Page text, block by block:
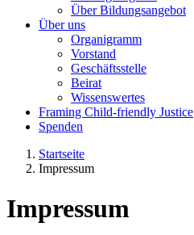
Über Bildungsangebot
Über uns
Organigramm
Vorstand
Geschäftsstelle
Beirat
Wissenswertes
Framing Child-friendly Justice
Spenden
Startseite
Impressum
Impressum